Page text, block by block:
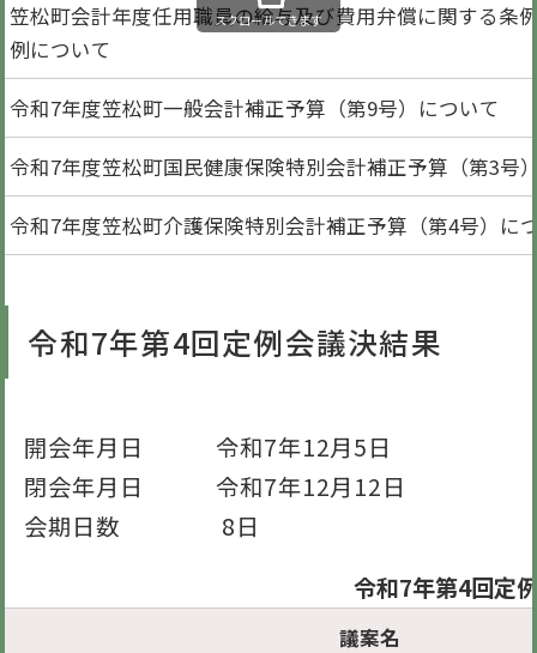
笠松町会計年度任用職員の給与及び費用弁償に関する条
例について
令和7年度笠松町一般会計補正予算（第9号）について
令和7年度笠松町国民健康保険特別会計補正予算（第3号
令和7年度笠松町介護保険特別会計補正予算（第4号）に
スクロールできます
令和7年第4回定例会議決結果
開会年月日 令和7年12月5日
閉会年月日 令和7年12月12日
会期日数 8日
令和7年第4回定
議案名